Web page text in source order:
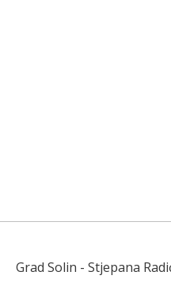
Grad Solin - Stjepana